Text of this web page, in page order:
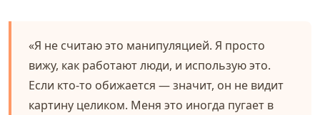
«Я не считаю это манипуляцией. Я просто
вижу, как работают люди, и использую это.
Если кто-то обижается — значит, он не видит
картину целиком. Меня это иногда пугает в